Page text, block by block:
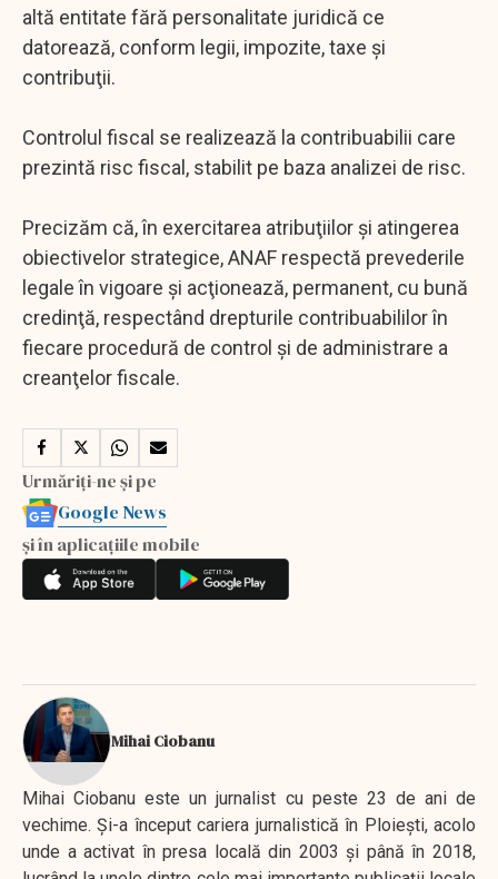
altă entitate fără personalitate juridică ce
datorează, conform legii, impozite, taxe şi
contribuţii.
Controlul fiscal se realizează la contribuabilii care
prezintă risc fiscal, stabilit pe baza analizei de risc.
Precizăm că, în exercitarea atribuţiilor şi atingerea
obiectivelor strategice, ANAF respectă prevederile
legale în vigoare şi acţionează, permanent, cu bună
credinţă, respectând drepturile contribuabililor în
fiecare procedură de control şi de administrare a
creanţelor fiscale.
Urmăriți-ne și pe
Google News
și în aplicațiile mobile
Mihai Ciobanu
Mihai Ciobanu este un jurnalist cu peste 23 de ani de
vechime. Şi-a început cariera jurnalistică în Ploieşti, acolo
unde a activat în presa locală din 2003 şi până în 2018,